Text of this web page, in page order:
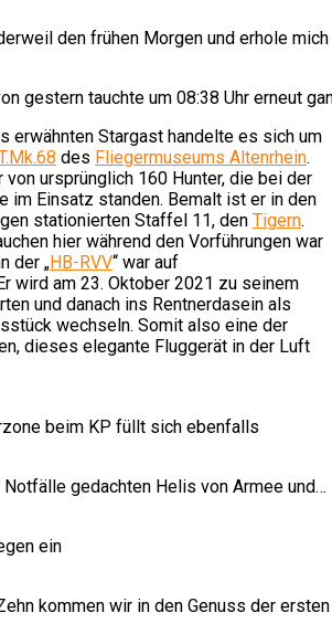
den frühen Morgen und erhole
gestern tauchte um 08:38 Uhr erneut
erwähnten Stargast handelte es sich um
des Fliegermuseums Altenrhein.
von ursprünglich 160 Hunter, die bei der
im Einsatz standen. Bemalt ist er in den
stationierten Staffel 11, den Tigern.
hier während den Vorführungen war
der „HB-RVV“ war auf
wird am 23. Oktober 2021 zu seinem
und danach ins Rentnerdasein als
wechseln. Somit also eine der
dieses elegante Fluggerät in der Luft
beim KP füllt sich ebenfalls
Notfälle gedachten Helis von Armee und…
ein
kommen wir in den Genuss der